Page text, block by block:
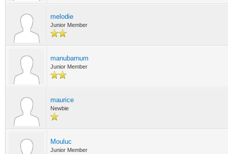
melodie
Junior Member
manubarnum
Junior Member
maurice
Newbie
Mouluc
Junior Member